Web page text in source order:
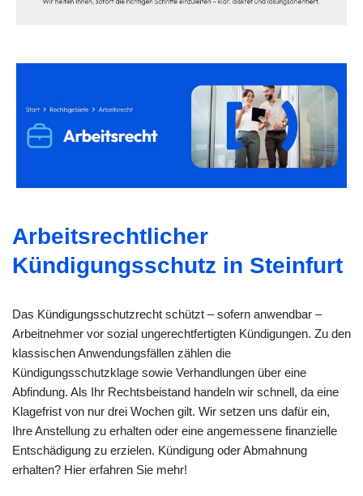
Arbeitsrechtlicher
Kündigungsschutz in Steinfurt
Das Kündigungsschutzrecht schützt – sofern anwendbar –
Arbeitnehmer vor sozial ungerechtfertigten Kündigungen. Zu den
klassischen Anwendungsfällen zählen die
Kündigungsschutzklage sowie Verhandlungen über eine
Abfindung. Als Ihr Rechtsbeistand handeln wir schnell, da eine
Klagefrist von nur drei Wochen gilt. Wir setzen uns dafür ein,
Ihre Anstellung zu erhalten oder eine angemessene finanzielle
Entschädigung zu erzielen. Kündigung oder Abmahnung
erhalten? Hier erfahren Sie mehr!